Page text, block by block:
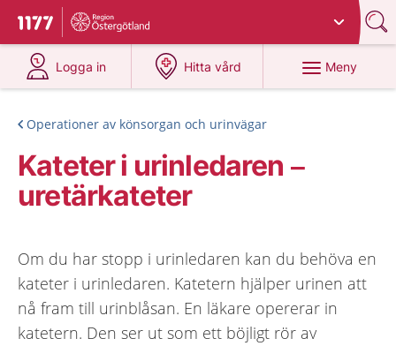
Till startsidan för 1177
Du har valt region
Logga in
på 1177.se
Hitta vård
på 1177.se
Meny
Operationer av könsorgan och urinvägar
Kateter i urinledaren –
uretärkateter
Om du har stopp i urinledaren kan du behöva en
kateter i urinledaren. Katetern hjälper urinen att
nå fram till urinblåsan. En läkare opererar in
katetern. Den ser ut som ett böjligt rör av